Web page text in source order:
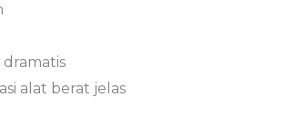
alat berat jelas